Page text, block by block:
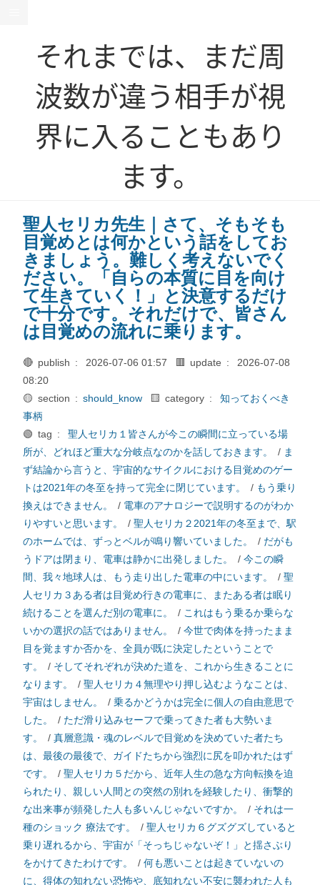
それまでは、まだ周
波数が違う相手が視
界に入ることもあり
ます。
聖人セリカ先生｜さて、そもそも
目覚めとは何かという話をしてお
きましょう。難しく考えないでく
ださい。「自らの本質に目を向け
て生きていく！」と決意するだけ
で十分です。それだけで、皆さん
は目覚めの流れに乗ります。
🔴 publish : 2026-07-06 01:57 🟥 update :
2026-07-08
08:20
🟡 section : should_know 🟨 category :
知っておくべき
事柄
🟢 tag :
聖人セリカ１皆さんが今この瞬間に立っている場
所が、どれほど重大な分岐点なのかを話しておきます。
/ ま
ず結論から言うと、宇宙的なサイクルにおける目覚めのゲー
トは2021年の冬至を持って完全に閉じています。
/ もう乗り
換えはできません。
/ 電車のアナロジーで説明するのがわか
りやすいと思います。
/ 聖人セリカ２2021年の冬至まで、駅
のホームでは、ずっとベルが鳴り響いていました。
/ だがも
うドアは閉まり、電車は静かに出発しました。
/ 今この瞬
間、我々地球人は、もう走り出した電車の中にいます。
/ 聖
人セリカ３ある者は目覚め行きの電車に、またある者は眠り
続けることを選んだ別の電車に。
/ これはもう乗るか乗らな
いかの選択の話ではありません。
/ 今世で肉体を持ったまま
目を覚ますか否かを、全員が既に決定したということで
す。
/ そしてそれぞれが決めた道を、これから生きることに
なります。
/ 聖人セリカ４無理やり押し込むようなことは、
宇宙はしません。
/ 乗るかどうかは完全に個人の自由意思で
した。
/ ただ滑り込みセーフで乗ってきた者も大勢いま
す。
/ 真層意識・魂のレベルで目覚めを決めていた者たち
は、最後の最後で、ガイドたちから強烈に尻を叩かれたはず
です。
/ 聖人セリカ５だから、近年人生の急な方向転換を迫
られたり、親しい人間との突然の別れを経験したり、衝撃的
な出来事が頻発した人も多いんじゃないですか。
/ それは一
種のショック 療法です。
/ 聖人セリカ６グズグズしていると
乗り遅れるから、宇宙が「そっちじゃないぞ！」と揺さぶり
をかけてきたわけです。
/ 何も悪いことは起きていないの
に、得体の知れない恐怖や、底知れない不安に襲われた人も